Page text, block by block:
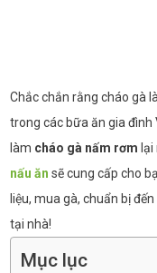
Chắc chắn rằng cháo gà
trong các bữa ăn gia đình
làm cháo gà nấm rơm
nấu ăn sẽ cung cấp cho
liệu, mua gà, chuẩn bị đến
tại nhà!
Mục lục